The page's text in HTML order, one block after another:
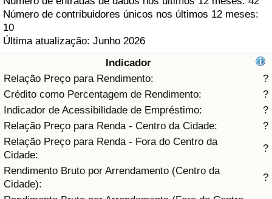
Número de contribuidores únicos nos últimos 12 meses:
10
Última atualização: Junho 2026
Indicador
Relação Preço para Rendimento:
?
Crédito como Percentagem de Rendimento:
?
Indicador de Acessibilidade de Empréstimo:
?
Relação Preço para Renda - Centro da Cidade:
?
Relação Preço para Renda - Fora do Centro da
Cidade:
?
Rendimento Bruto por Arrendamento (Centro da
Cidade):
?
Indicador de Saúde
Indicador de Saúde por País
Poluição
Indicador de Poluição (Atual)
Índice de poluição
Indicador de Poluição por País
Trânsito